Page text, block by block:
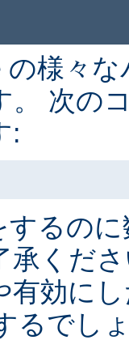
の様々
。 次の
:
するの
承くだ
有効に
るでし